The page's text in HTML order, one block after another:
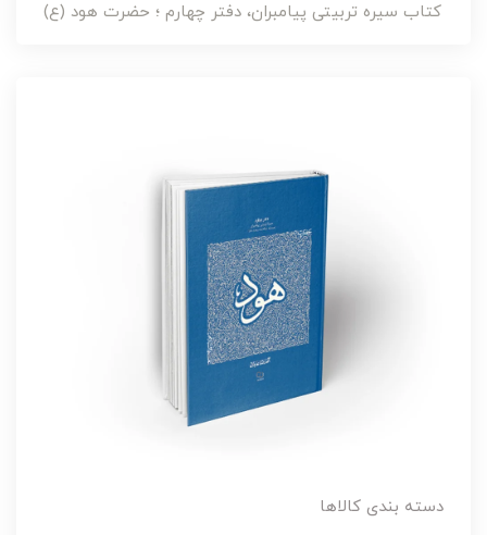
کتاب سیره تربیتی پیامبران، دفتر چهارم ؛ حضرت هود (ع)
دسته بندی کالاها